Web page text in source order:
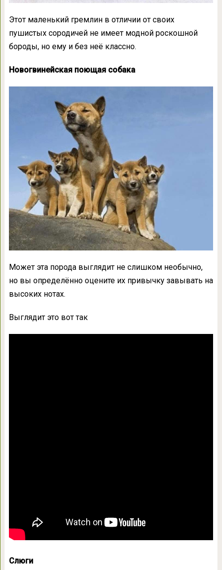
Этот маленький гремлин в отличии от своих
пушистых сородичей не имеет модной роскошной
бороды, но ему и без неё классно.
Новогвинейская поющая собака
Может эта порода выглядит не слишком необычно,
но вы определённо оцените их привычку завывать на
высоких нотах.
Выглядит это вот так
Слюги